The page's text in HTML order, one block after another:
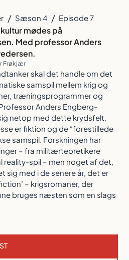
/ Sæson 4 / Episode 7
mødes på
Med professor Anders
Frøkjær
skal det handle om det
samspil mellem krig og
træningsprogrammer og
Anders Engberg-
netop med dette krydsfelt,
er fiktion og de “forestillede
samspil. Forskningen har
– fra militærteoretikere
reality-spil – men noget af det,
med i de senere år, det er
– krigsromaner, der
bruges næsten som en slags